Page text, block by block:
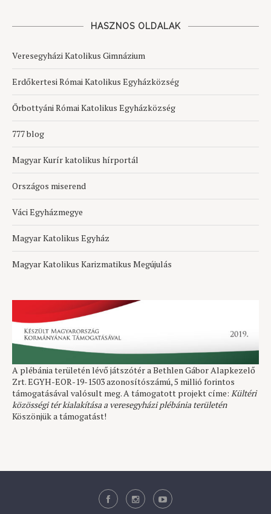
HASZNOS OLDALAK
Veresegyházi Katolikus Gimnázium
Erdőkertesi Római Katolikus Egyházközség
Őrbottyáni Római Katolikus Egyházközség
777 blog
Magyar Kurír katolikus hírportál
Országos miserend
Váci Egyházmegye
Magyar Katolikus Egyház
Magyar Katolikus Karizmatikus Megújulás
A plébánia területén lévő játszótér a Bethlen Gábor Alapkezelő
Zrt. EGYH-EOR-19-1503 azonosítószámú, 5 millió forintos
támogatásával valósult meg. A támogatott projekt címe: Kültéri
közösségi tér kialakítása a veresegyházi plébánia területén
Köszönjük a támogatást!